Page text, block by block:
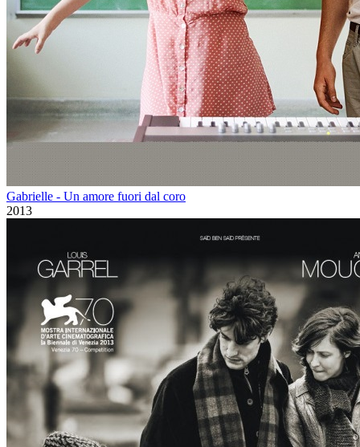
Gabrielle - Un amore fuori dal coro
2013